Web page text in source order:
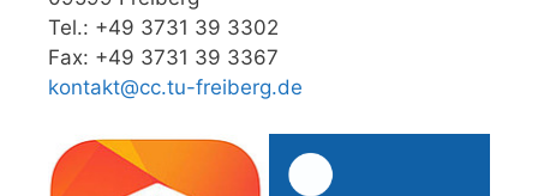
Tel.: +49 3731 39 3302
Fax: +49 3731 39 3367
kontakt@cc.tu-freiberg.de